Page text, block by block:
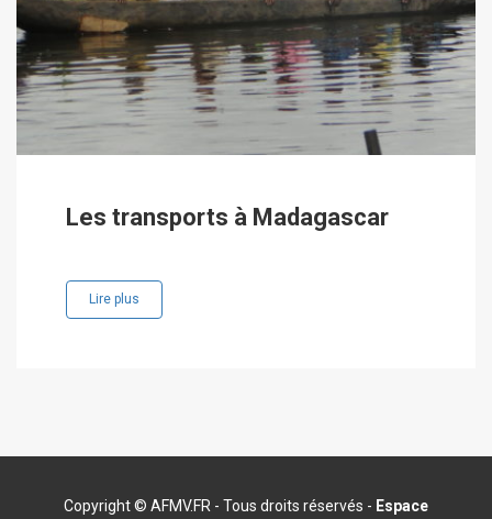
Les transports à Madagascar
Lire plus
Copyright © AFMV.FR - Tous droits réservés - Espace